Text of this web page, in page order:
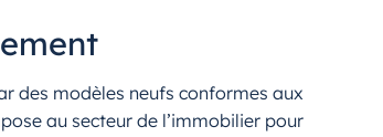
des modèles neufs conformes aux
au secteur de l’immobilier pour